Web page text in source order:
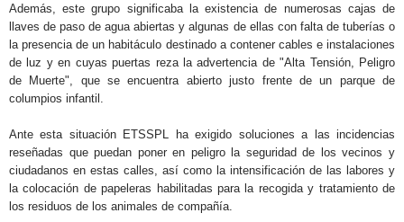
Además, este grupo significaba la existencia de numerosas cajas de
llaves de paso de agua abiertas y algunas de ellas con falta de tuberías o
la presencia de un habitáculo destinado a contener cables e instalaciones
de luz y en cuyas puertas reza la advertencia de "Alta Tensión, Peligro
de Muerte", que se encuentra abierto justo frente de un parque de
columpios infantil.
Ante esta situación ETSSPL ha exigido soluciones a las incidencias
reseñadas que puedan poner en peligro la seguridad de los vecinos y
ciudadanos en estas calles, así como la intensificación de las labores y
la colocación de papeleras habilitadas para la recogida y tratamiento de
los residuos de los animales de compañía.